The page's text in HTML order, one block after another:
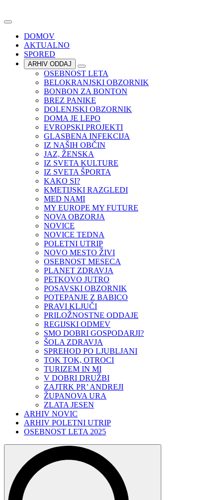
DOMOV
AKTUALNO
SPORED
ARHIV ODDAJ
OSEBNOST LETA
BELOKRANJSKI OBZORNIK
BONBON ZA BONTON
BREZ PANIKE
DOLENJSKI OBZORNIK
DOMA JE LEPO
EVROPSKI PROJEKTI
GLASBENA INFEKCIJA
IZ NAŠIH OBČIN
JAZ, ŽENSKA
IZ SVETA KULTURE
IZ SVETA ŠPORTA
KAKO SI?
KMETIJSKI RAZGLEDI
MED NAMI
MY EUROPE MY FUTURE
NOVA OBZORJA
NOVICE
NOVICE TEDNA
POLETNI UTRIP
NOVO MESTO ŽIVI
OSEBNOST MESECA
PLANET ZDRAVJA
PETKOVO JUTRO
POSAVSKI OBZORNIK
POTEPANJE Z BABICO
PRAVI KLJUČI
PRILOŽNOSTNE ODDAJE
REGIJSKI ODMEV
SMO DOBRI GOSPODARJI?
ŠOLA ZDRAVJA
SPREHOD PO LJUBLJANI
TOK TOK, OTROCI
TURIZEM IN MI
V DOBRI DRUŽBI
ZAJTRK PR’ ANDREJI
ŽUPANOVA URA
ZLATA JESEN
ARHIV NOVIC
ARHIV POLETNI UTRIP
OSEBNOST LETA 2025